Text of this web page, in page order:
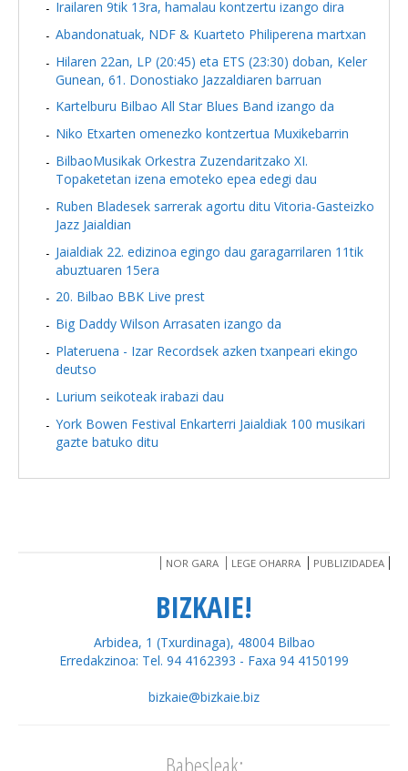
Irailaren 9tik 13ra, hamalau kontzertu izango dira
Abandonatuak, NDF & Kuarteto Philiperena martxan
Hilaren 22an, LP (20:45) eta ETS (23:30) doban, Keler
Gunean, 61. Donostiako Jazzaldiaren barruan
Kartelburu Bilbao All Star Blues Band izango da
Niko Etxarten omenezko kontzertua Muxikebarrin
BilbaoMusikak Orkestra Zuzendaritzako XI.
Topaketetan izena emoteko epea edegi dau
Ruben Bladesek sarrerak agortu ditu Vitoria-Gasteizko
Jazz Jaialdian
Jaialdiak 22. edizinoa egingo dau garagarrilaren 11tik
abuztuaren 15era
20. Bilbao BBK Live prest
Big Daddy Wilson Arrasaten izango da
Plateruena - Izar Recordsek azken txanpeari ekingo
deutso
Lurium seikoteak irabazi dau
York Bowen Festival Enkarterri Jaialdiak 100 musikari
gazte batuko ditu
NOR GARA LEGE OHARRA PUBLIZIDADEA
BIZKAIE!
Arbidea, 1 (Txurdinaga), 48004 Bilbao
Erredakzinoa: Tel. 94 4162393 - Faxa 94 4150199
bizkaie@bizkaie.biz